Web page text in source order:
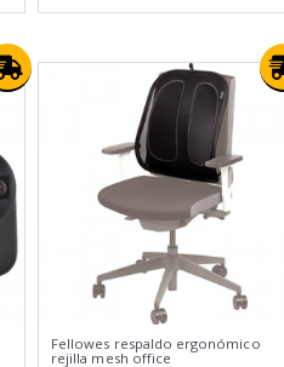
Fellowes respaldo ergonómico
rejilla mesh office